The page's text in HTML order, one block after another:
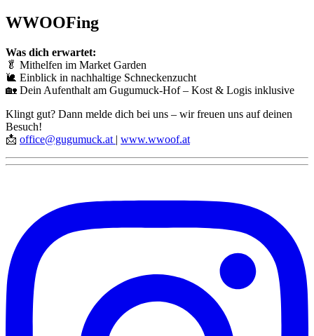
WWOOFing
Was dich erwartet:
🥬 Mithelfen im Market Garden
🐌 Einblick in nachhaltige Schneckenzucht
🏡 Dein Aufenthalt am Gugumuck-Hof – Kost & Logis inklusive
Klingt gut? Dann melde dich bei uns – wir freuen uns auf deinen
Besuch!
📩 office@gugumuck.at | www.wwoof.at